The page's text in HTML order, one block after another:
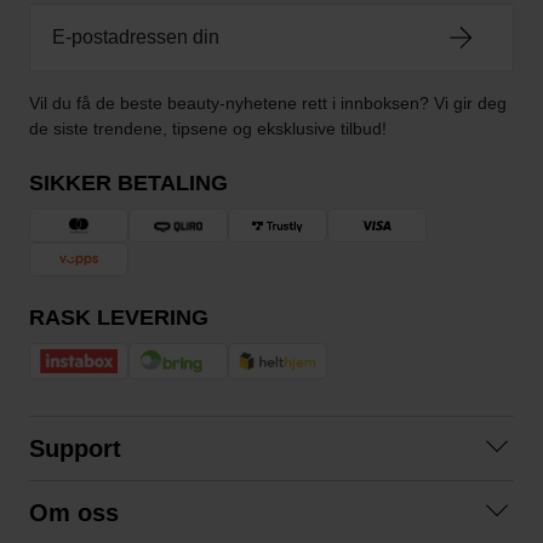
Vil du få de beste beauty-nyhetene rett i innboksen? Vi gir deg
de siste trendene, tipsene og eksklusive tilbud!
SIKKER BETALING
RASK LEVERING
Support
Om oss